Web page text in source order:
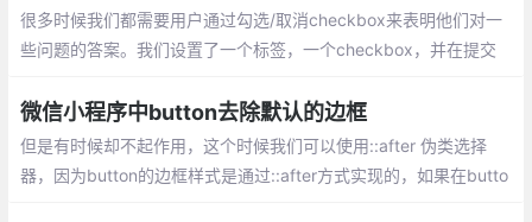
很多时候我们都需要用户通过勾选/取消checkbox来表明他们对一
些问题的答案。我们设置了一个标签，一个checkbox，并在提交
heckbox。
微信小程序中button去除默认的边框
但是有时候却不起作用，这个时候我们可以使用::after 伪类选择
器，因为button的边框样式是通过::after方式实现的，如果在butto